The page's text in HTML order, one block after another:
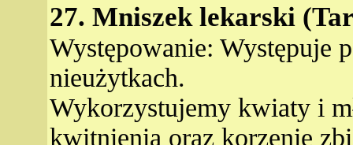
27. Mniszek lekarski
Występowanie: Występuje
nieużytkach.
Wykorzystujemy kwiaty i
kwitnienia oraz korzenie